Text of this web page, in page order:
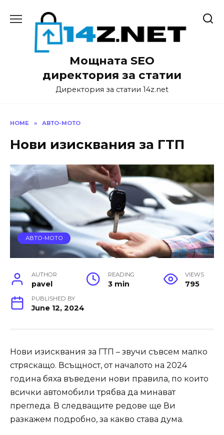
Мощната SEO
директория за статии
Директория за статии 14z.net
HOME » АВТО-МОТО
Нови изисквания за ГТП
АВТО-МОТО
AUTHOR
pavel
READING
3 min
VIEWS
795
PUBLISHED BY
June 12, 2024
Нови изисквания за ГТП – звучи съвсем малко
стряскащо. Всъщност, от началото на 2024
година бяха въведени нови правила, по които
всички автомобили трябва да минават
прегледа. В следващите редове ще Ви
разкажем подробно, за какво става дума.